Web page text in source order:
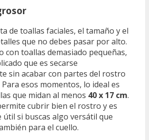
de toallas faciales, el tamaño y el
que no debes pasar por alto.
con toallas demasiado pequeñas,
que es secarse
sin acabar con partes del rostro
esos momentos, lo ideal es
que midan al menos 40 x 17 cm.
cubrir bien el rostro y es
útil si buscas algo versátil que
para el cuello.